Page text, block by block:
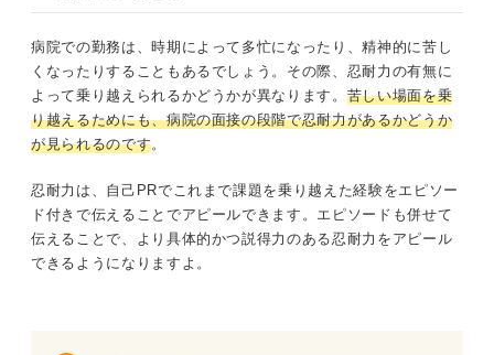
病院での勤務は、時期によって多忙になったり、精神的に苦し
くなったりすることもあるでしょう。その際、忍耐力の有無に
よって乗り越えられるかどうかが異なります。 苦しい場面を乗
り越えるためにも、病院の面接の段階で忍耐力があるかどうか
が見られるのです。
忍耐力は、自己PRでこれまで課題を乗り越えた経験をエピソー
ド付きで伝えることでアピールできます。エピソードも併せて
伝えることで、より具体的かつ説得力のある忍耐力をアピール
できるようになりますよ。